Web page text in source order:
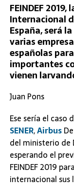
FEINDEF
Internacional
España, será
varias
españolas
importantes
vienen
Juan Pons
Ese sería el caso
SENER,Airbus
del ministerio de
esperando el
FEINDEF 2019
internacional sus